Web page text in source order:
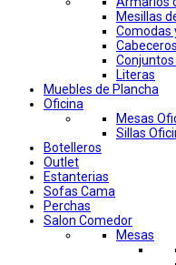
Mesillas
Comodas
Literas
Muebles de Plancha
Oficina
Mesas
Sillas
Botelleros
Outlet
Estanterias
Sofas Cama
Perchas
Salon Comedor
Mesas